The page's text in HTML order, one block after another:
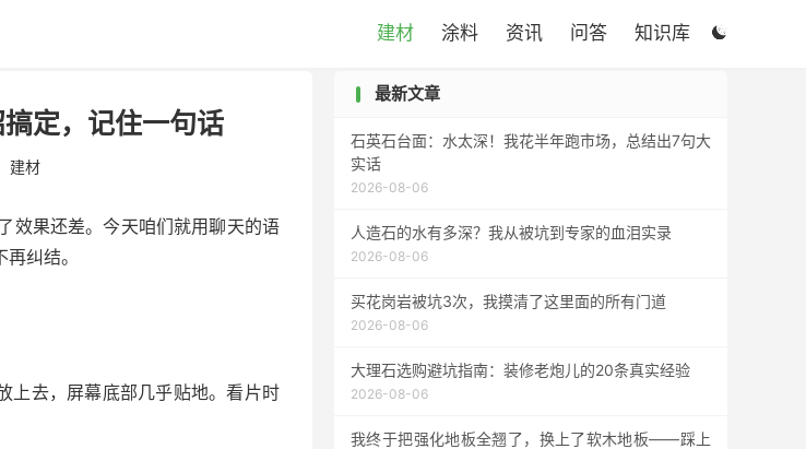

建材 涂料 资讯 问答 知识库
定，记住一句话
建材
效果还差。今天咱们就用聊天的语
纠结。
上去，屏幕底部几乎贴地。看片时
最新文章
石英石台面：水太深！我花半年跑市场，总结出7句大
实话
2026-08-06
人造石的水有多深？我从被坑到专家的血泪实录
2026-08-06
买花岗岩被坑3次，我摸清了这里面的所有门道
2026-08-06
大理石选购避坑指南：装修老炮儿的20条真实经验
2026-08-06
我终于把强化地板全翘了，换上了软木地板——踩上